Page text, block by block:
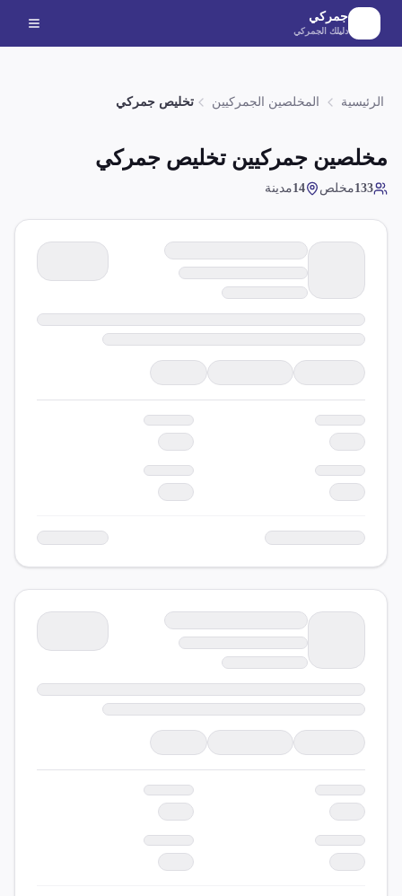
الانتقال إلى المحتوى الرئيسي
جمركي
دليلك الجمركي
الرئيسية المخلصين الجمركيين تخليص جمركي
مخلصين جمركيين تخليص جمركي
133مخلص 14مدينة